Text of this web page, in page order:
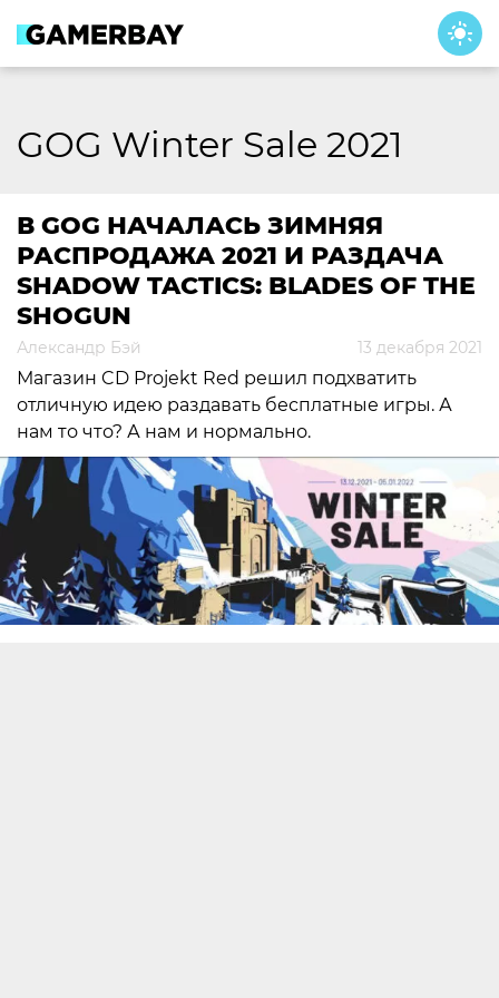
content
GOG Winter Sale 2021
В GOG НАЧАЛАСЬ ЗИМНЯЯ
РАСПРОДАЖА 2021 И РАЗДАЧА
SHADOW TACTICS: BLADES OF THE
SHOGUN
Александр Бэй 13 декабря 2021
Магазин CD Projekt Red решил подхватить
отличную идею раздавать бесплатные игры. А
нам то что? А нам и нормально.